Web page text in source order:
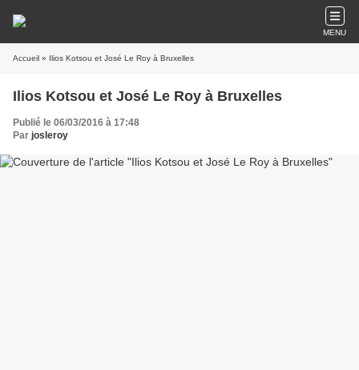
MENU
Accueil » Ilios Kotsou et José Le Roy à Bruxelles
Ilios Kotsou et José Le Roy à Bruxelles
Publié le 06/03/2016 à 17:48
Par josleroy